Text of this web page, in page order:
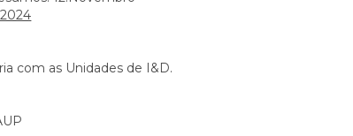
com as Unidades de I&D.